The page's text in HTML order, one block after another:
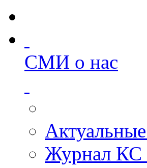
СМИ о нас
Журнал КС